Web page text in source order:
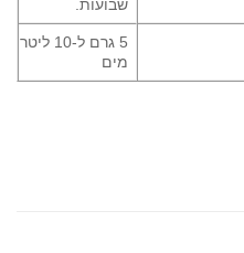
שבועות.
5 גרם ל-10 ליטר